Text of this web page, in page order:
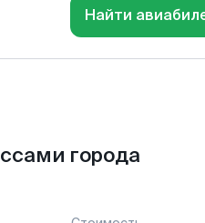
Найти
города